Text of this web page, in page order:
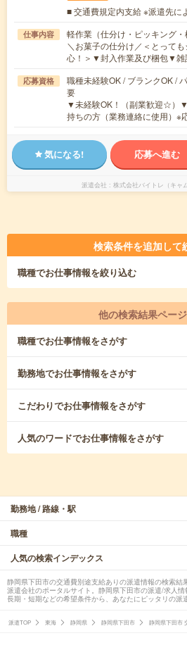
■ 交通費規定内支給 ※派遣先に
仕事内容
軽作業（仕分け・ピッキング・
＼お菓子の仕分け／＜とって
心！＞▼封入作業及び梱包▼
応募資格
職種未経験OK / ブランクOK /
要
▼未経験OK！（副業歓迎☆）
持ちの方（業務連絡に使用）※
気になる! 応募へ進む
派遣会社 株式会社バイトレ（キャ
検索条件を追加して
職種でお仕事情報を絞り込む
他の検索結果ペー
職種でお仕事情報をさがす
勤務地でお仕事情報をさがす
こだわりでお仕事情報をさがす
人気のワードでお仕事情報をさがす
勤務地 / 路線・駅
職種
人気の検索インデックス
静岡県下田市の交通費別途支給ありの派遣情報の検索
派遣会社のポータルサイト。静岡県下田市の派遣/求人情
長期・短期などの希望条件から、あなたにピッタリの派
派遣TOP 東海 静岡県 静岡県下田市 静岡県下田市